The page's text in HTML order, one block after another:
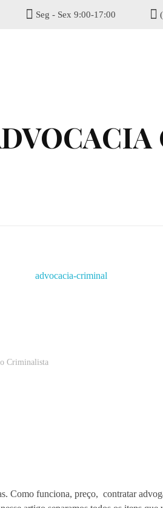
Seg - Sex 9:00-17:00
Criminalista
Como funciona, preço, contratar